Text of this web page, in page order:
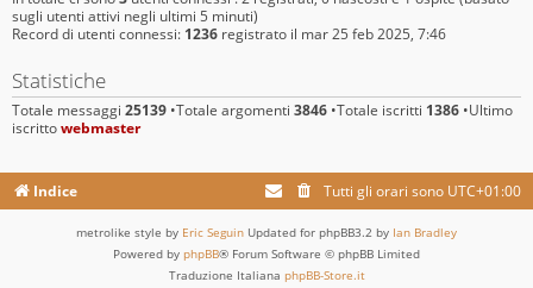
sugli utenti attivi negli ultimi 5 minuti)
Record di utenti connessi: 1236 registrato il mar 25 feb 2025, 7:46
Statistiche
Totale messaggi 25139 •Totale argomenti 3846 •Totale iscritti 1386 •Ultimo
iscrittowebmaster
Indice Tutti gli orari sono UTC+01:00
metrolike style by Eric Seguin Updated for phpBB3.2 by Ian Bradley
Powered by phpBB® Forum Software © phpBB Limited
Traduzione Italiana phpBB-Store.it